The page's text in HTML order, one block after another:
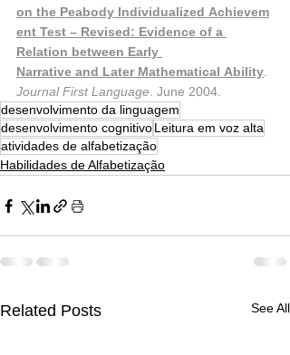
on the Peabody Individualized Achievem
ent Test – Revised: Evidence of a
Relation between Early
Narrative and Later Mathematical Ability.
Journal First Language. June 2004.
desenvolvimento da linguagem
desenvolvimento cognitivoLeitura em voz alta
atividades de alfabetização
Habilidades de Alfabetização
Related Posts See All